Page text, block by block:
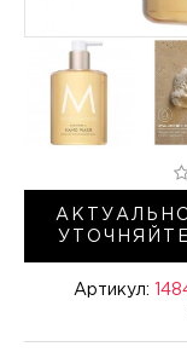
Артикул: